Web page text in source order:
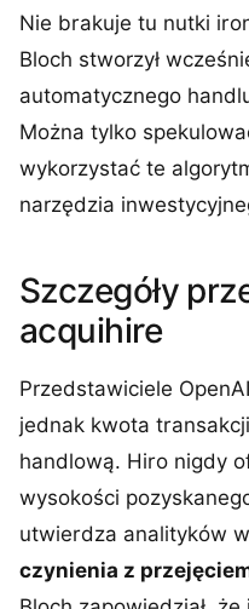
Nie brakuje tu nutki
Bloch stworzył
automatycznego
Można tylko
wykorzystać te
narzędzia
Szczegóły
acquihire
Przedstawiciele
jednak kwota
handlową. Hiro nigdy
wysokości
utwierdza analityków
czynienia z